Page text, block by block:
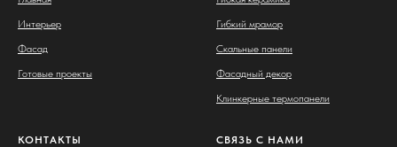
Интерьер
Фасад
Готовые проекты
Гибкий мрамор
Скальные панели
Фасадный декор
Клинкерные термопанели
КОНТАКТЫ СВЯЗЬ С НАМИ